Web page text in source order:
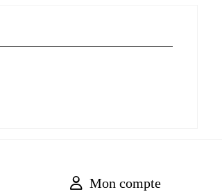
Mon compte